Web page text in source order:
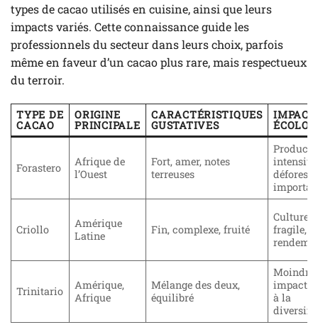
types de cacao utilisés en cuisine, ainsi que leurs
impacts variés. Cette connaissance guide les
professionnels du secteur dans leurs choix, parfois
même en faveur d’un cacao plus rare, mais respectueux
du terroir.
TYPE DE
CACAO
ORIGINE
PRINCIPALE
CARACTÉRISTIQUES
GUSTATIVES
IMPACT
Forastero
Afrique de
l’Ouest
Fort, amer, notes
terreuses
Criollo
Amérique
Latine
Fin, complexe, fruité
Culture
fragile,
Trinitario
Amérique,
Afrique
Mélange des deux,
équilibré
Moindre
impact
à la